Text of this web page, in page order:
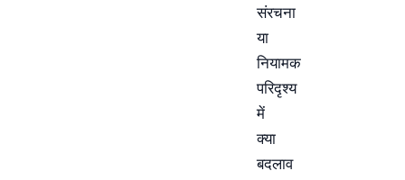
संरचना
या
नियामक
परिदृश्य
में
क्या
बदलाव